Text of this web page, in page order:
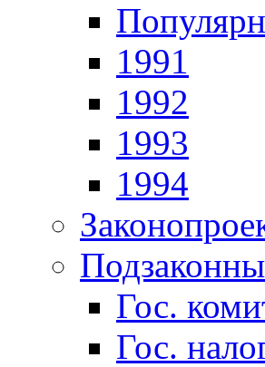
1991
1992
1993
1994
Гос.
Гос.